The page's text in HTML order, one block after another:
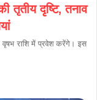
तृतीय दृष्टि, तनाव
वृषभ राशि में प्रवेश करेंगे। इस